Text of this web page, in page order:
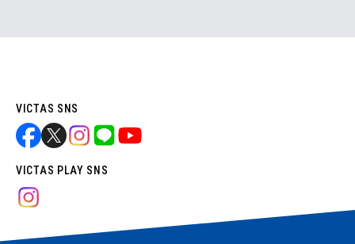
VICTAS SNS
VICTAS PLAY SNS